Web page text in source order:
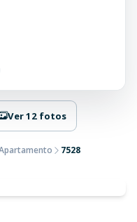
Ver 12 fotos
7528